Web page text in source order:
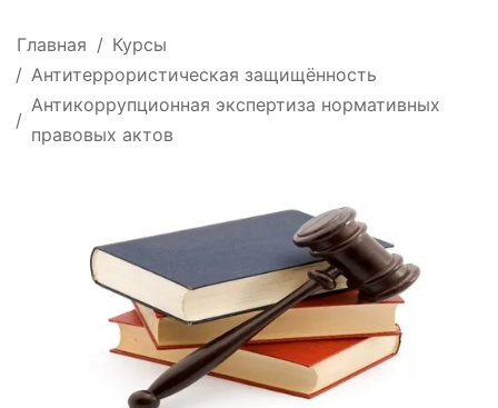
Главная
Курсы
Антитеррористическая защищённость
Антикоррупционная экспертиза нормативных
правовых актов